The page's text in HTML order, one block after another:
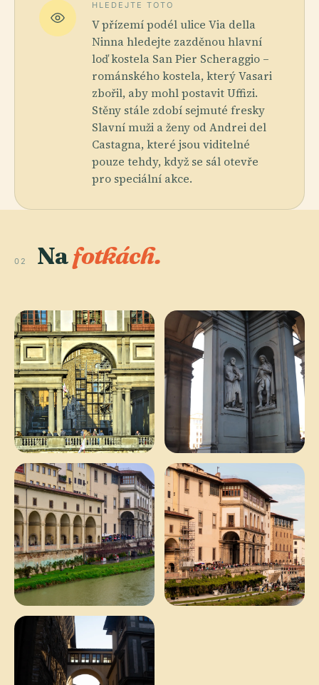
HLEDEJTE TOTO
V přízemí podél ulice Via della
Ninna hledejte zazděnou hlavní
loď kostela San Pier Scheraggio –
románského kostela, který Vasari
zbořil, aby mohl postavit Uffizi.
Stěny stále zdobí sejmuté fresky
Slavní muži a ženy od Andrei del
Castagna, které jsou viditelné
pouze tehdy, když se sál otevře
pro speciální akce.
02 Nafotkách.